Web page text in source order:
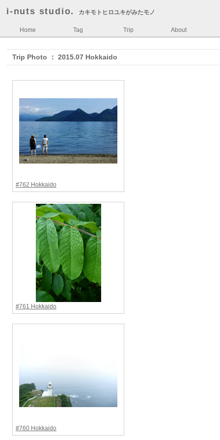
i-nuts studio. カキモトヒロユキがみたモノ
Home Tag Trip About
Trip Photo ： 2015.07 Hokkaido
#762 Hokkaido
#761 Hokkaido
#760 Hokkaido